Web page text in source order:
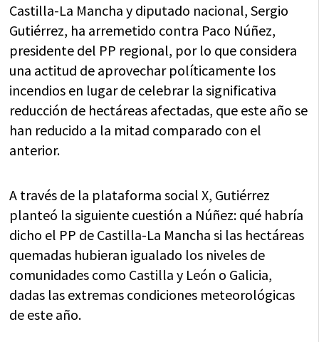
Castilla-La Mancha y diputado nacional, Sergio
Gutiérrez, ha arremetido contra Paco Núñez,
presidente del PP regional, por lo que considera
una actitud de aprovechar políticamente los
incendios en lugar de celebrar la significativa
reducción de hectáreas afectadas, que este año se
han reducido a la mitad comparado con el
anterior.
A través de la plataforma social X, Gutiérrez
planteó la siguiente cuestión a Núñez: qué habría
dicho el PP de Castilla-La Mancha si las hectáreas
quemadas hubieran igualado los niveles de
comunidades como Castilla y León o Galicia,
dadas las extremas condiciones meteorológicas
de este año.